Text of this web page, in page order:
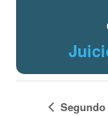
Segundo